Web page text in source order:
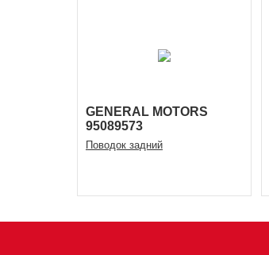
GENERAL MOTORS
95089573
Поводок задний